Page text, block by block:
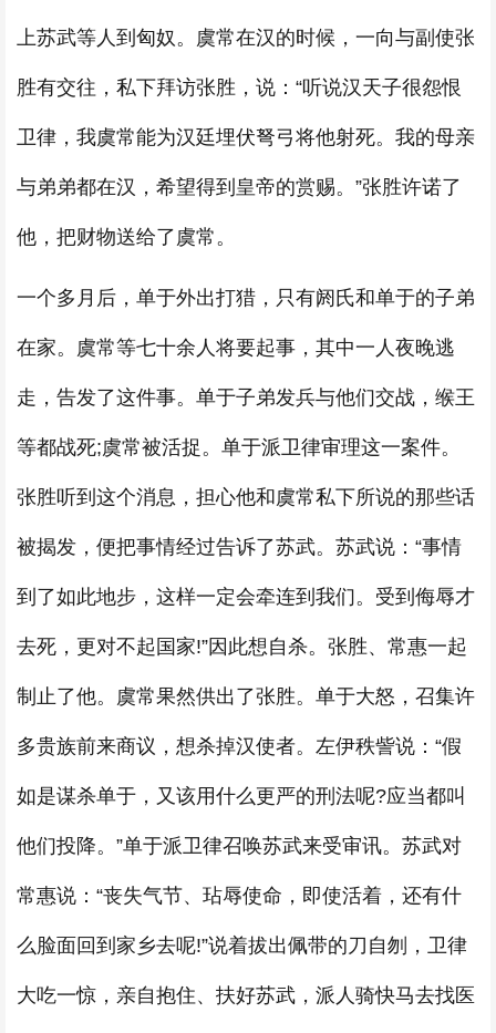
上苏武等人到匈奴。虞常在汉的时候，一向与副使张
胜有交往，私下拜访张胜，说：“听说汉天子很怨恨
卫律，我虞常能为汉廷埋伏弩弓将他射死。我的母亲
与弟弟都在汉，希望得到皇帝的赏赐。”张胜许诺了
他，把财物送给了虞常。
一个多月后，单于外出打猎，只有阏氏和单于的子弟
在家。虞常等七十余人将要起事，其中一人夜晚逃
走，告发了这件事。单于子弟发兵与他们交战，缑王
等都战死;虞常被活捉。单于派卫律审理这一案件。
张胜听到这个消息，担心他和虞常私下所说的那些话
被揭发，便把事情经过告诉了苏武。苏武说：“事情
到了如此地步，这样一定会牵连到我们。受到侮辱才
去死，更对不起国家!”因此想自杀。张胜、常惠一起
制止了他。虞常果然供出了张胜。单于大怒，召集许
多贵族前来商议，想杀掉汉使者。左伊秩訾说：“假
如是谋杀单于，又该用什么更严的刑法呢?应当都叫
他们投降。”单于派卫律召唤苏武来受审讯。苏武对
常惠说：“丧失气节、玷辱使命，即使活着，还有什
么脸面回到家乡去呢!”说着拔出佩带的刀自刎，卫律
大吃一惊，亲自抱住、扶好苏武，派人骑快马去找医